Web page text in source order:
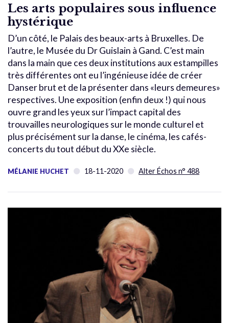
Les arts populaires sous influence
hystérique
D’un côté, le Palais des beaux-arts à Bruxelles. De
l’autre, le Musée du Dr Guislain à Gand. C’est main
dans la main que ces deux institutions aux estampilles
très différentes ont eu l’ingénieuse idée de créer
Danser brut et de la présenter dans «leurs demeures»
respectives. Une exposition (enfin deux !) qui nous
ouvre grand les yeux sur l’impact capital des
trouvailles neurologiques sur le monde culturel et
plus précisément sur la danse, le cinéma, les cafés-
concerts du tout début du XXe siècle.
MÉLANIE HUCHET 18-11-2020 Alter Échos n° 488